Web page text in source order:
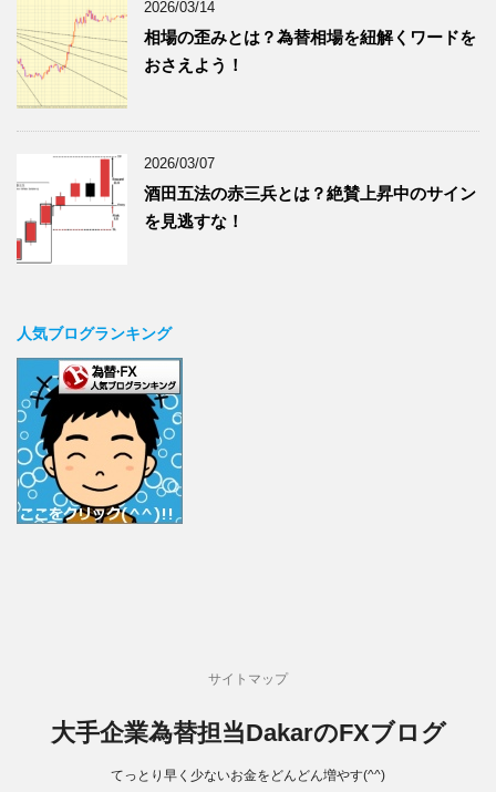
2026/03/14
相場の歪みとは？為替相場を紐解くワードを
おさえよう！
2026/03/07
酒田五法の赤三兵とは？絶賛上昇中のサイン
を見逃すな！
人気ブログランキング
サイトマップ
大手企業為替担当DakarのFXブログ
てっとり早く少ないお金をどんどん増やす(^^)